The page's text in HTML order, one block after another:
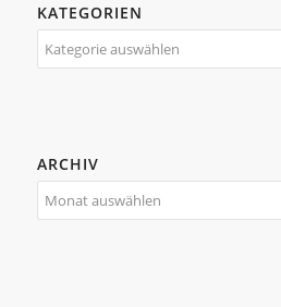
KATEGORIEN
Kategorien
ARCHIV